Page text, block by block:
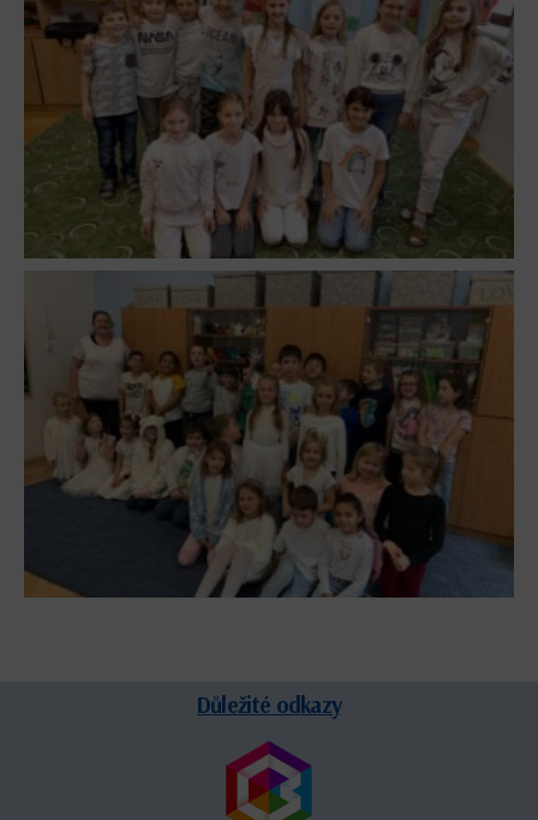
Důležité odkazy